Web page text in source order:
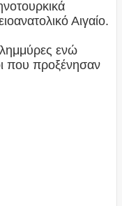
Αιγαίο.
ενώ
που προξένησαν